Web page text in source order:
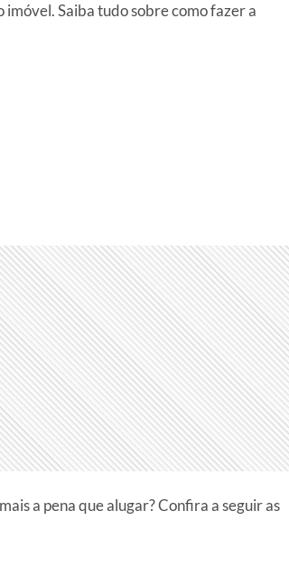
Saiba tudo sobre como fazer a
a pena que alugar? Confira a seguir as